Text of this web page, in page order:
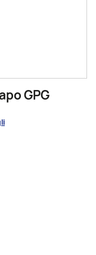
GPG